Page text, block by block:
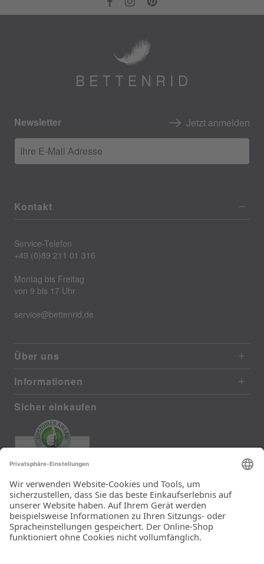
Newsletter Jetzt anmelden
Ihre E-Mail Adresse
Kontakt
Service-Telefon
+49 (0)89 211 01 316
Montag bis Freitag
von 9 bis 17 Uhr
service@bettenrid.de
Über uns
Informationen
Sicher einkaufen
385 reviews from real customers
(last 12 months)
Total: 11283
Die Auswahl und die
Einfachheit der
Bestellung.